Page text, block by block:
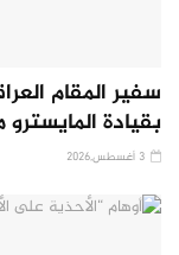
سفير المقام
بقيادة